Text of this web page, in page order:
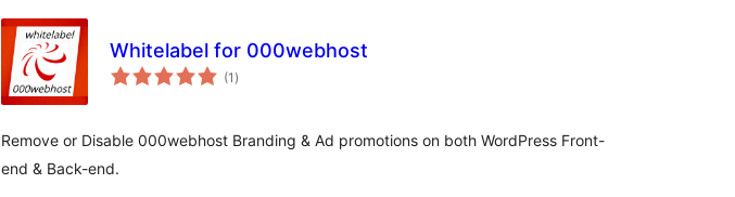
Whitelabel for 000webhost
(1 total
de
)
Remove or Disable 000webhost Branding & Ad promotions on both WordPress Front-
end & Back-end.